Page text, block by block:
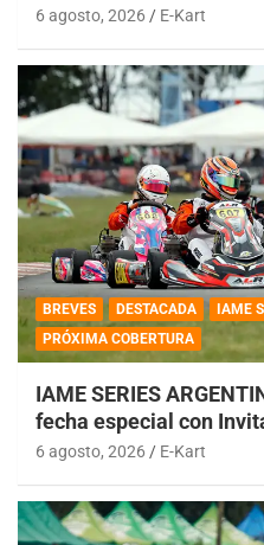
6 agosto, 2026 E-Kart
BREVES DESTACADA
IAME
PRÓXIMA COBERTURA
IAME SERIES
fecha especial con
6 agosto, 2026 E-Kart